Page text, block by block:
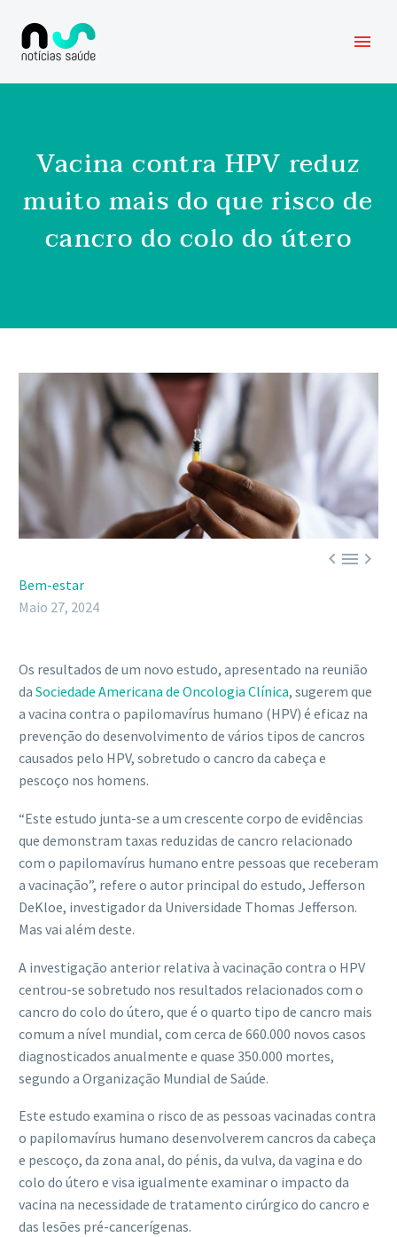
Vacina contra HPV reduz
muito mais do que risco de
cancro do colo do útero

Bem-estar
Maio 27, 2024
Os resultados de um novo estudo, apresentado na reunião
da Sociedade Americana de Oncologia Clínica, sugerem que
a vacina contra o papilomavírus humano (HPV) é eficaz na
prevenção do desenvolvimento de vários tipos de cancros
causados pelo HPV, sobretudo o cancro da cabeça e
pescoço nos homens.
“Este estudo junta-se a um crescente corpo de evidências
que demonstram taxas reduzidas de cancro relacionado
com o papilomavírus humano entre pessoas que receberam
a vacinação”, refere o autor principal do estudo, Jefferson
DeKloe, investigador da Universidade Thomas Jefferson.
Mas vai além deste.
A investigação anterior relativa à vacinação contra o HPV
centrou-se sobretudo nos resultados relacionados com o
cancro do colo do útero, que é o quarto tipo de cancro mais
comum a nível mundial, com cerca de 660.000 novos casos
diagnosticados anualmente e quase 350.000 mortes,
segundo a Organização Mundial de Saúde.
Este estudo examina o risco de as pessoas vacinadas contra
o papilomavírus humano desenvolverem cancros da cabeça
e pescoço, da zona anal, do pénis, da vulva, da vagina e do
colo do útero e visa igualmente examinar o impacto da
vacina na necessidade de tratamento cirúrgico do cancro e
das lesões pré-cancerígenas.